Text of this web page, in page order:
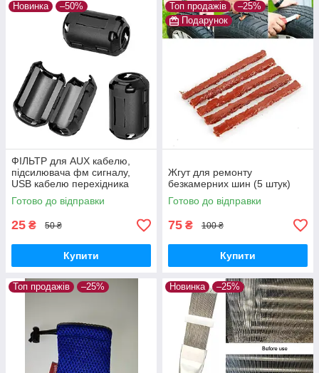
Новинка –50%
ФІЛЬТР для AUX кабелю,
підсилювача фм сигналу,
USB кабелю перехідника
Готово до відправки
25 ₴ 50 ₴
Купити
Топ продажів
–25%
Подарунок
Жгут для ремонту
безкамерних шин (5 штук)
Готово до відправки
75 ₴ 100 ₴
Купити
Топ продажів –25% Новинка –25%